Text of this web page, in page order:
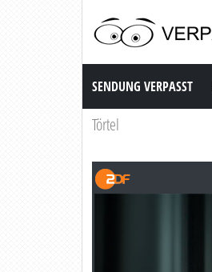
Sendung Verpasst
SENDUNG VERPASST
Törtel